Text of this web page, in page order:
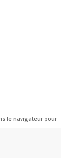
le navigateur pour